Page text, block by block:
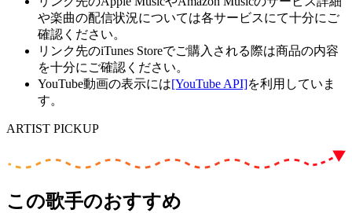
や楽曲の配信状況については各サービスにて十分にご
確認ください。
リンク先のiTunes Storeでご購入される際は商品の内容
を十分にご確認ください。
YouTube動画の表示には[YouTube API]を利用していま
す。
ARTIST PICKUP
この歌手のおすすめ